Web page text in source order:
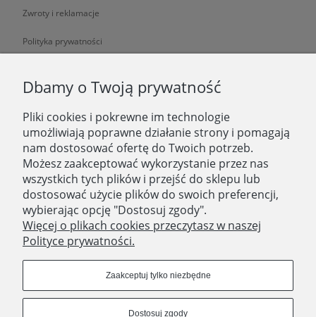
Zwroty i reklamacje
Polityka prywatności
O NAS
O nas
Zatrudniamy
Blog
Kontakt
SKLEP STACJONARNY
ul. Aleja Legionów 44
Dbamy o Twoją prywatność
Pliki cookies i pokrewne im technologie
umożliwiają poprawne działanie strony i pomagają
nam dostosować ofertę do Twoich potrzeb.
Możesz zaakceptować wykorzystanie przez nas
wszystkich tych plików i przejść do sklepu lub
dostosować użycie plików do swoich preferencji,
wybierając opcję "Dostosuj zgody".
Więcej o plikach cookies przeczytasz w naszej
Polityce prywatności.
Zaakceptuj tylko niezbędne
Dostosuj zgody